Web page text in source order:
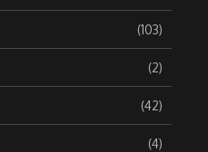
(103)
(2)
(42)
(4)